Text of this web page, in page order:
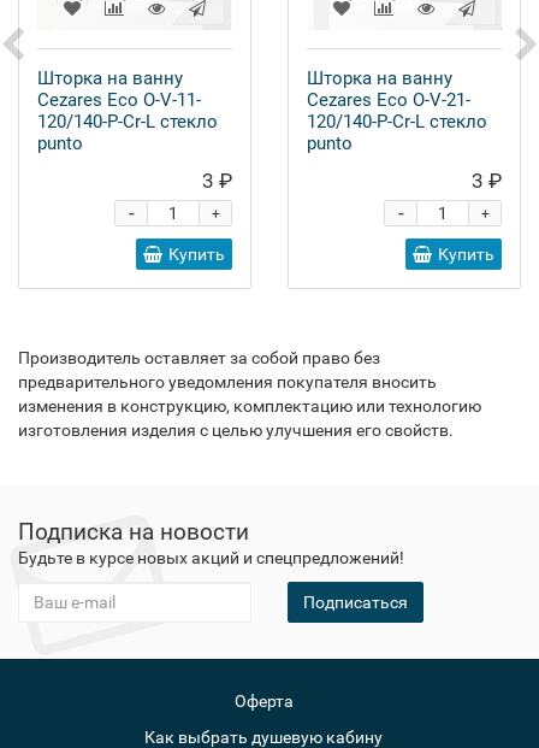
Шторка на ванну
Cezares Eco O-V-11-
120/140-P-Cr-L стекло
punto
3 ₽
+
-
Купить
Шторка на ванну
Cezares Eco O-V-21-
120/140-P-Cr-L стекло
punto
3 ₽
+
-
Купить
Производитель оставляет за собой право без
предварительного уведомления покупателя вносить
изменения в конструкцию, комплектацию или технологию
изготовления изделия с целью улучшения его свойств.
Подписка на новости
Будьте в курсе новых акций и спецпредложений!
Подписаться
Оферта
Как выбрать душевую кабину